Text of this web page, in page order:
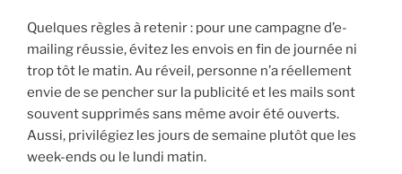
Quelques règles à retenir : pour une campagne d’e-
mailing réussie, évitez les envois en fin de journée ni
trop tôt le matin. Au réveil, personne n’a réellement
envie de se pencher sur la publicité et les mails sont
souvent supprimés sans même avoir été ouverts.
Aussi, privilégiez les jours de semaine plutôt que les
week-ends ou le lundi matin.